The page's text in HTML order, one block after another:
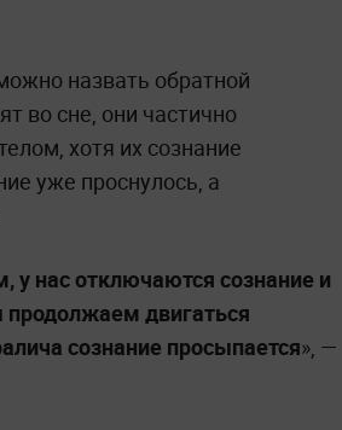
назвать обратной
во сне, они частично
хотя их сознание
уже проснулось, а
у нас отключаются сознание и
продолжаем двигаться
сознание просыпается», —